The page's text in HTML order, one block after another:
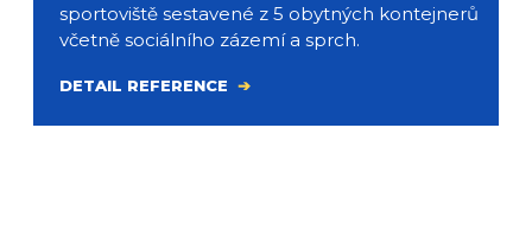
sportoviště sestavené z 5 obytných kontejnerů
včetně sociálního zázemí a sprch.
DETAIL REFERENCE